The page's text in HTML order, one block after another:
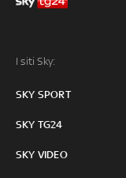
I siti Sky:
SKY SPORT
SKY TG24
SKY VIDEO